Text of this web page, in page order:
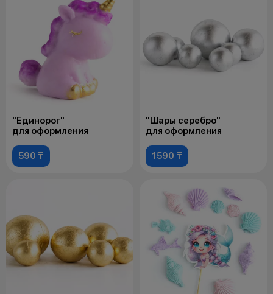
"Единорог"
для оформления
590 ₸
"Шары серебро"
для оформления
1590 ₸